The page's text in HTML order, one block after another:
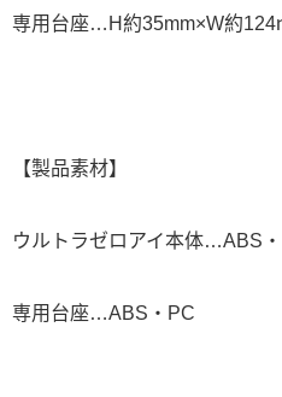
専用台座…H約35mm×W約124
【製品素材】
ウルトラゼロアイ本体…ABS
専用台座…ABS・PC